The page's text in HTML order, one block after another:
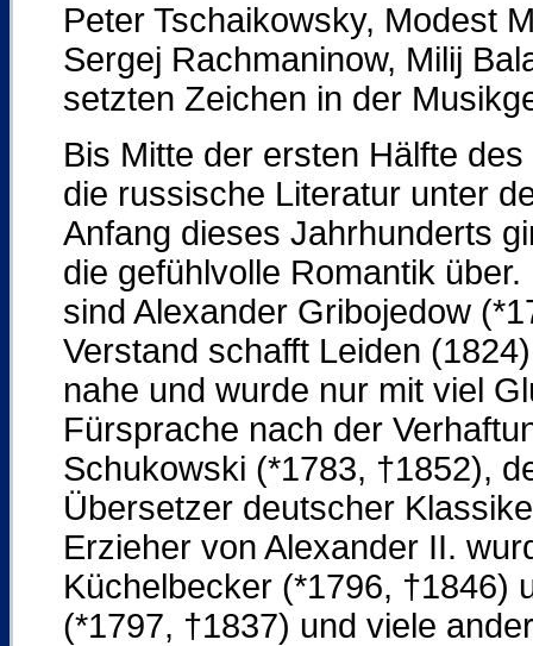
Peter Tschaikowsky, Modest
Sergej Rachmaninow, Milij
setzten Zeichen in der
Bis Mitte der ersten Hälfte
die russische Literatur unter
Anfang dieses Jahrhunderts
die gefühlvolle Romantik
sind Alexander Gribojedow
Verstand schafft Leiden
nahe und wurde nur mit viel
Fürsprache nach der
Schukowski (*1783, †1852),
Übersetzer deutscher
Erzieher von Alexander II.
Küchelbecker (*1796, †1846)
(*1797, †1837) und viele